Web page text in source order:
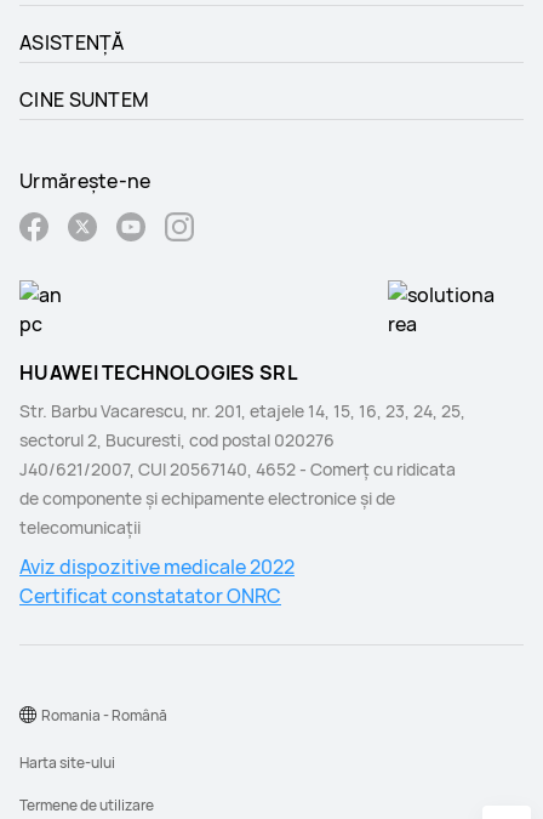
ASISTENȚĂ
CINE SUNTEM
Urmărește-ne
HUAWEI TECHNOLOGIES SRL
Str. Barbu Vacarescu, nr. 201, etajele 14, 15, 16, 23, 24, 25,
sectorul 2, Bucuresti, cod postal 020276
J40/621/2007, CUI 20567140, 4652 - Comerţ cu ridicata
de componente şi echipamente electronice şi de
telecomunicaţii
Aviz dispozitive medicale 2022
Certificat constatator ONRC
Harta site-ului
Termene de utilizare
Romania - Română